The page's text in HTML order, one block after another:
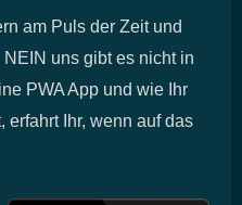
am Puls der Zeit und
uns gibt es nicht in
PWA App und wie Ihr
erfahrt Ihr, wenn auf das